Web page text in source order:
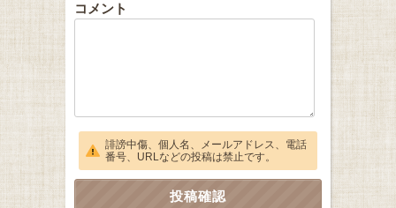
コメント
誹謗中傷、個人名、メールアドレス、電話
番号、URLなどの投稿は禁止です。